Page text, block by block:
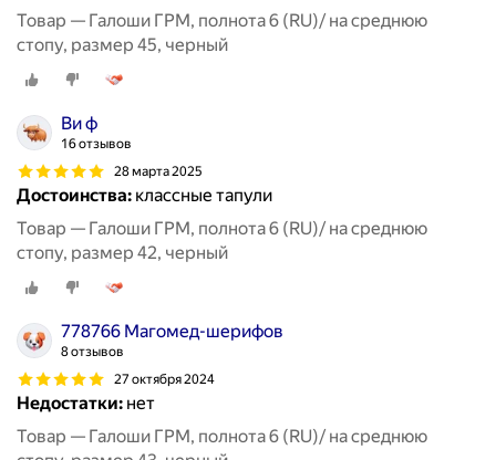
Товар — Галоши ГРМ, полнота 6 (RU)/ на среднюю
стопу, размер 45, черный
Ви ф
16 отзывов
28 марта 2025
Достоинства: классные тапули
Товар — Галоши ГРМ, полнота 6 (RU)/ на среднюю
стопу, размер 42, черный
778766 Магомед-шерифов
8 отзывов
27 октября 2024
Недостатки: нет
Товар — Галоши ГРМ, полнота 6 (RU)/ на среднюю